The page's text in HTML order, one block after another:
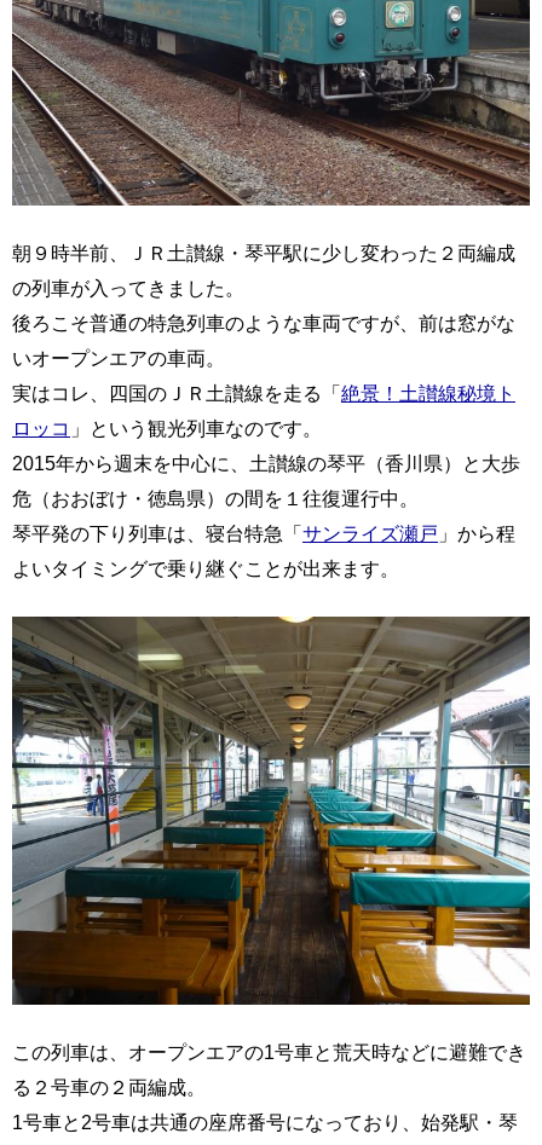
朝９時半前、ＪＲ土讃線・琴平駅に少し変わった２両編成
の列車が入ってきました。
後ろこそ普通の特急列車のような車両ですが、前は窓がな
いオープンエアの車両。
実はコレ、四国のＪＲ土讃線を走る「絶景！土讃線秘境ト
ロッコ 」という観光列車なのです。
2015年から週末を中心に、土讃線の琴平（香川県）と大歩
危（おおぼけ・徳島県）の間を１往復運行中。
琴平発の下り列車は、寝台特急「サンライズ瀬戸 」から程
よいタイミングで乗り継ぐことが出来ます。
この列車は、オープンエアの1号車と荒天時などに避難でき
る２号車の２両編成。
1号車と2号車は共通の座席番号になっており、始発駅・琴